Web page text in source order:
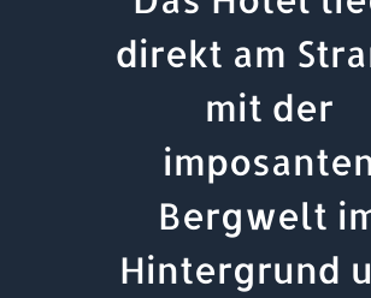
direkt am
mit der
Bergwelt
Hintergrund